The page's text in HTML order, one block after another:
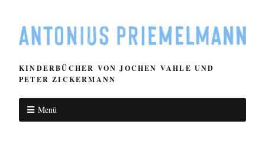
KINDERBÜCHER VON JOCHEN VAHLE UND
PETER ZICKERMANN
Menü